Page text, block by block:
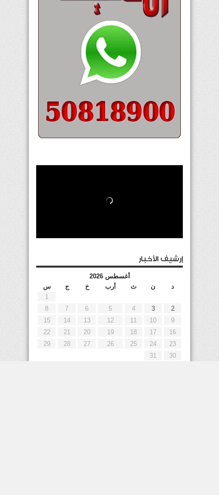
إرشيف الأخبار
أغسطس 2026
د
ن ث أرب خ ج
س
1
2
3
4
5
6
7
8
9
10
11
12
13
14
15
16
17
18
19
20
21
22
23
24
25
26
27
28
29
30
31